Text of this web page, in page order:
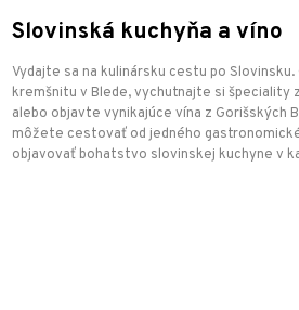
Slovinská kuchyňa a víno
Vydajte sa na kulinársku cestu po
kremšnitu v Blede, vychutnajte si špeciality
alebo objavte vynikajúce vína z Gorišských
môžete cestovať od jedného
objavovať bohatstvo slovinskej kuchyne v